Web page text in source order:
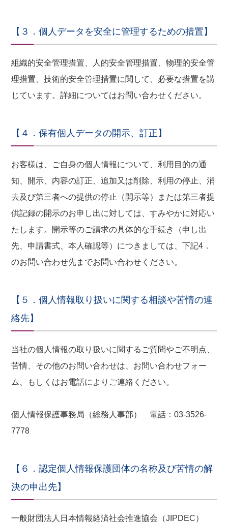
【３．個人データを安全に管理するための措置】
組織的安全管理措置、人的安全管理措置、物理的安全管
理措置、技術的安全管理措置に関して、必要な措置を講
じています。詳細についてはお問い合わせください。
【４．保有個人データの開示、訂正】
お客様は、ご自身の個人情報について、利用目的の通
知、開示、内容の訂正、追加又は削除、利用の停止、消
去及び第三者への提供の停止（開示等）または第三者提
供記録の開示のお申し出に対しては、すみやかに対応い
たします。開示等のご請求の具体的な手続き（申し出
先、申請書式、本人確認等）につきましては、下記4．
のお問い合わせ先までお問い合わせください。
【５．個人情報取り扱いに関する相談や苦情の連
絡先】
当社の個人情報の取り扱いに関するご質問やご不明点、
苦情、その他のお問い合わせは、お問い合わせフォー
ム、もしくはお電話によりご連絡ください。
個人情報保護事務局（総務人事部） 電話：03-3526-
7778
【６．認定個人情報保護団体の名称及び苦情の解
決の申出先】
一般財団法人日本情報経済社会推進協会（JIPDEC）